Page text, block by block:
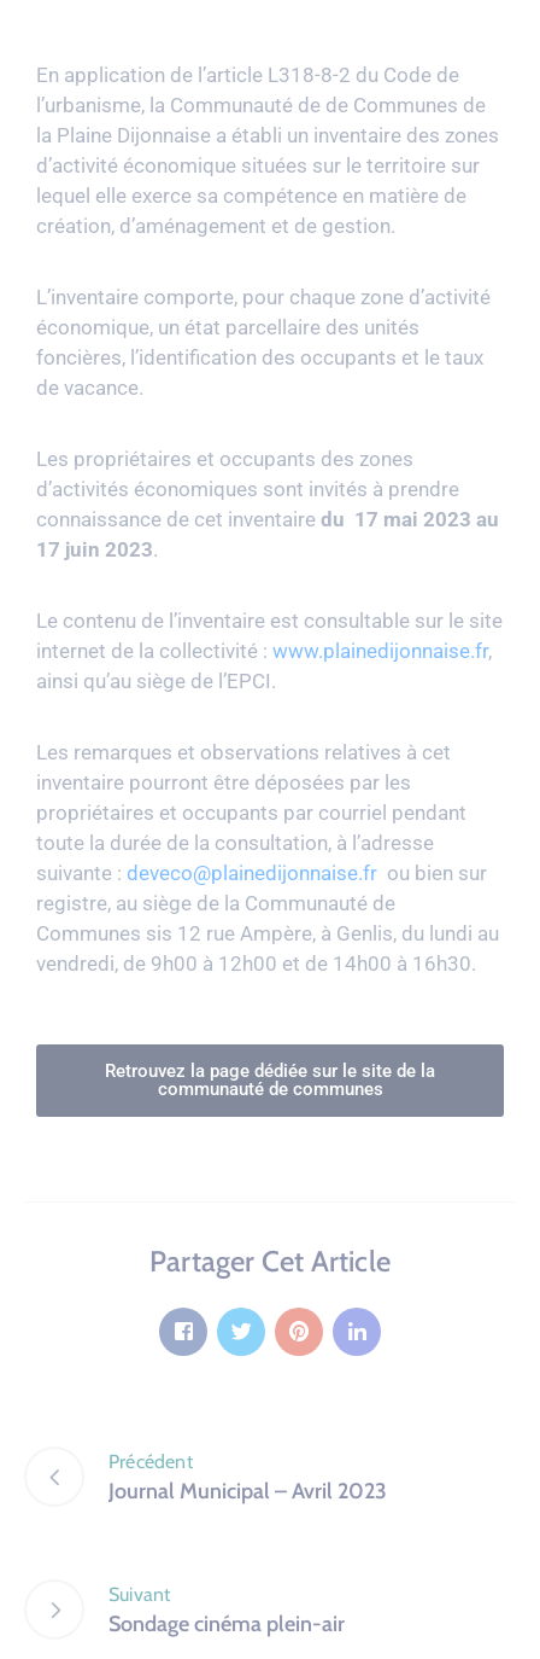
En application de l’article L318-8-2 du Code de
l’urbanisme, la Communauté de de Communes de
la Plaine Dijonnaise a établi un inventaire des zones
d’activité économique situées sur le territoire sur
lequel elle exerce sa compétence en matière de
création, d’aménagement et de gestion.
L’inventaire comporte, pour chaque zone d’activité
économique, un état parcellaire des unités
foncières, l’identification des occupants et le taux
de vacance.
Les propriétaires et occupants des zones
d’activités économiques sont invités à prendre
connaissance de cet inventaire du 17 mai 2023 au
17 juin 2023.
Le contenu de l’inventaire est consultable sur le site
internet de la collectivité : www.plainedijonnaise.fr,
ainsi qu’au siège de l’EPCI.
Les remarques et observations relatives à cet
inventaire pourront être déposées par les
propriétaires et occupants par courriel pendant
toute la durée de la consultation, à l’adresse
suivante : deveco@plainedijonnaise.fr ou bien sur
registre, au siège de la Communauté de
Communes sis 12 rue Ampère, à Genlis, du lundi au
vendredi, de 9h00 à 12h00 et de 14h00 à 16h30.
Retrouvez la page dédiée sur le site de la
communauté de communes
Partager Cet Article
Précédent
Journal Municipal – Avril 2023
Suivant
Sondage cinéma plein-air